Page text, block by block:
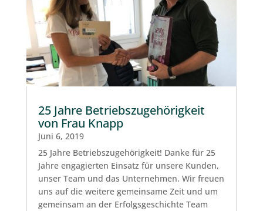
25 Jahre Betriebszugehörigkeit
von Frau Knapp
Juni 6, 2019
25 Jahre Betriebszugehörigkeit! Danke für 25
Jahre engagierten Einsatz für unsere Kunden,
unser Team und das Unternehmen. Wir freuen
uns auf die weitere gemeinsame Zeit und um
gemeinsam an der Erfolgsgeschichte Team